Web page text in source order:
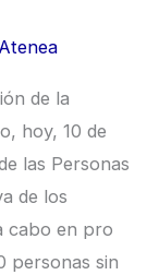
de la
hoy, 10 de
las Personas
de los
cabo en pro
personas sin